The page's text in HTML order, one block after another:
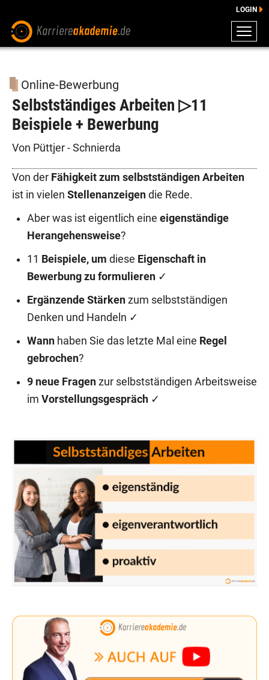
ENGLISCHE DOWNLOADS
E-LEARNING
FAQ
BERATUNG
LOGIN
Online-Bewerbung
Selbstständiges Arbeiten ▷11
Beispiele + Bewerbung
Von Püttjer - Schnierda
Von der Fähigkeit zum selbstständigen Arbeiten
ist in vielen Stellenanzeigen die Rede.
Aber was ist eigentlich eine eigenständige
Herangehensweise?
11 Beispiele, um diese Eigenschaft in
Bewerbung zu formulieren ✓
Ergänzende Stärken zum selbstständigen
Denken und Handeln ✓
Wann haben Sie das letzte Mal eine Regel
gebrochen?
9 neue Fragen zur selbstständigen Arbeitsweise
im Vorstellungsgespräch ✓